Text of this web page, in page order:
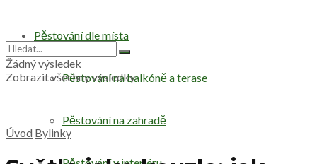
Pěstování dle místa
Pěstování na balkóně a terase
Pěstování na zahradě
Žádný výsledek
Zobrazit všechny výsledky
Úvod Bylinky